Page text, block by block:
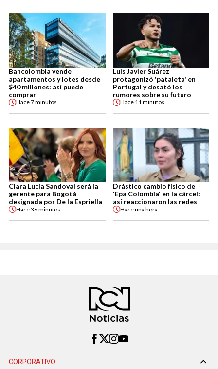
Bancolombia vende
apartamentos y lotes desde
$40 millones: así puede
comprar
Hace7 minutos
Luis Javier Suárez
protagonizó 'pataleta' en
Portugal y desató los
rumores sobre su futuro
Hace 11 minutos
Clara Lucía Sandoval será la
gerente para Bogotá
designada por De la Espriella
Hace36 minutos
Drástico cambio físico de
'Epa Colombia' en la cárcel:
así reaccionaron las redes
Haceuna hora
CORPORATIVO